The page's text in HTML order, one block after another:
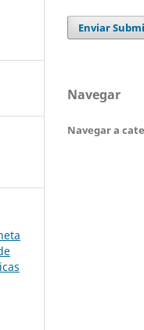
Enviar
Navegar
Navegar a